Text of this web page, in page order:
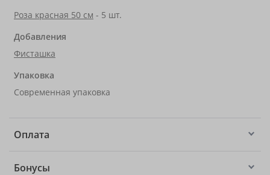
Роза красная 50 см - 5 шт.
Добавления
Фисташка
Упаковка
Современная упаковка
Оплата
Бонусы